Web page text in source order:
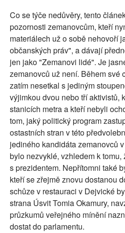
Co se týče nedůvěry, tento
pozornosti zemanovcům, kteří
materiálech už o sobě nehovoří
občanských práv", a dávají
jen jako "Zemanovi lidé". Je
zemanovců už není. Během své
zatím nesetkal s jediným
výjimkou dvou nebo tří aktivistů,
stanicích metra a kteří nebyli
tom, jaký politický program
ostastních stran v této
jediného kandidáta zemanovců
bylo nezvyklé, vzhledem k
s prezidentem. Nepřítomni také
kteří se zřejmě znovu dostanou
schůze v restauraci v Dejvické
strana Úsvit Tomia Okamury,
průzkumů veřejného mínění
dostat do parlamentu.